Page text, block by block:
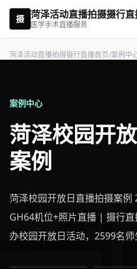
摄 菏泽活动直播拍摄摄行直
医学手术直播服务
菏泽活动直播拍摄摄行直播首页/案例中
案例中心
菏泽校园开
案例
菏泽校园开放日直播拍摄案
GH64机位+照片直播 | 摄行
办校园开放日活动，2599名师